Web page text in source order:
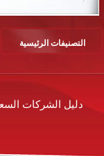
التصنيفات الرئيسية
دليل الشركات